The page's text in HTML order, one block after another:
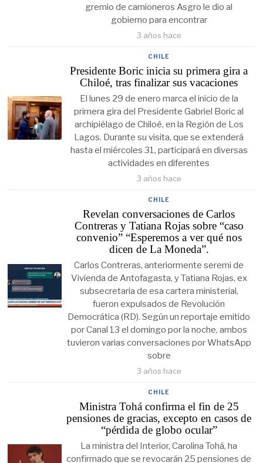
gremio de camioneros Asgro le dio al
gobierno para encontrar
3 años hace
CHILE
Presidente Boric inicia su primera gira a
Chiloé, tras finalizar sus vacaciones
El lunes 29 de enero marca el inicio de la
primera gira del Presidente Gabriel Boric al
archipiélago de Chiloé, en la Región de Los
Lagos. Durante su visita, que se extenderá
hasta el miércoles 31, participará en diversas
actividades en diferentes
3 años hace
CHILE
Revelan conversaciones de Carlos
Contreras y Tatiana Rojas sobre “caso
convenio” “Esperemos a ver qué nos
dicen de La Moneda”.
Carlos Contreras, anteriormente seremi de
Vivienda de Antofagasta, y Tatiana Rojas, ex
subsecretaria de esa cartera ministerial,
fueron expulsados de Revolución
Democrática (RD). Según un reportaje emitido
por Canal 13 el domingo por la noche, ambos
tuvieron varias conversaciones por WhatsApp
sobre
3 años hace
CHILE
Ministra Tohá confirma el fin de 25
pensiones de gracias, excepto en casos de
“pérdida de globo ocular”
La ministra del Interior, Carolina Tohá, ha
confirmado que se revocarán 25 pensiones de